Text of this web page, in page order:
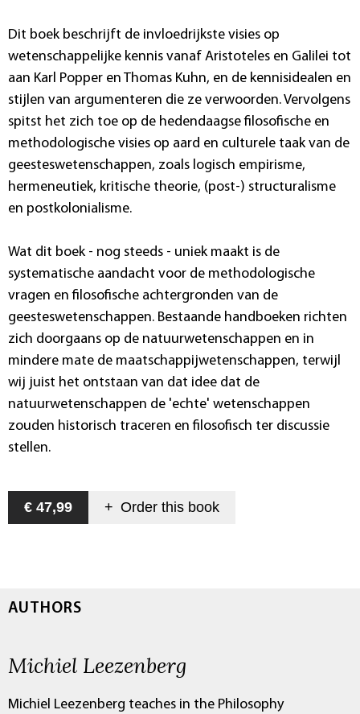
Dit boek beschrijft de invloedrijkste visies op
wetenschappelijke kennis vanaf Aristoteles en Galilei tot
aan Karl Popper en Thomas Kuhn, en de kennisidealen en
stijlen van argumenteren die ze verwoorden. Vervolgens
spitst het zich toe op de hedendaagse filosofische en
methodologische visies op aard en culturele taak van de
geesteswetenschappen, zoals logisch empirisme,
hermeneutiek, kritische theorie, (post-) structuralisme
en postkolonialisme.
Wat dit boek - nog steeds - uniek maakt is de
systematische aandacht voor de methodologische
vragen en filosofische achtergronden van de
geesteswetenschappen. Bestaande handboeken richten
zich doorgaans op de natuurwetenschappen en in
mindere mate de maatschappijwetenschappen, terwijl
wij juist het ontstaan van dat idee dat de
natuurwetenschappen de 'echte' wetenschappen
zouden historisch traceren en filosofisch ter discussie
stellen.
€ 47,99 + Order this book
AUTHORS
Michiel Leezenberg
Michiel Leezenberg teaches in the Philosophy